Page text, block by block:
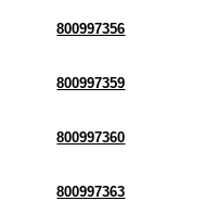
800997356
800997359
800997360
800997363